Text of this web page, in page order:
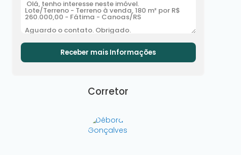
Corretor